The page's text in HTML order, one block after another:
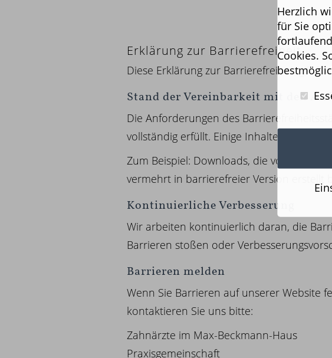
Erklärung zur Barrierefreiheit
Diese Erklärung zur Barrierefreiheit gilt
Stand der Vereinbarkeit mit den
Die Anforderungen des
vollständig erfüllt. Einige Inhalte sind noch
Zum Beispiel: Downloads, die vor 2025
vermehrt in barrierefreier Version erstellt
Kontinuierliche Verbesserung
Wir arbeiten kontinuierlich daran, die
Barrieren stoßen oder
Barrieren melden
Wenn Sie Barrieren auf unserer Website
kontaktieren Sie uns bitte:
Zahnärzte im Max-Beckmann-Haus
Praxisgemeinschaft
Herzlich
für Sie
Cookies.